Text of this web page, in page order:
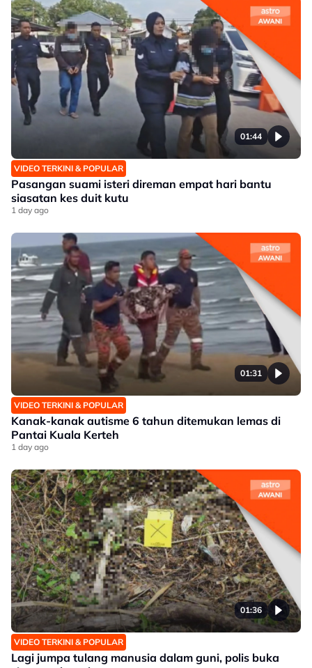
01:44
VIDEO TERKINI & POPULAR
Pasangan suami isteri direman empat hari bantu
siasatan kes duit kutu
1 day ago
01:31
VIDEO TERKINI & POPULAR
Kanak-kanak autisme 6 tahun ditemukan lemas di
Pantai Kuala Kerteh
1 day ago
01:36
VIDEO TERKINI & POPULAR
Lagi jumpa tulang manusia dalam guni, polis buka